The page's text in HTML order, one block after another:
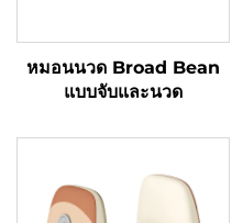
หมอนนวด Broad Bean
แบบจับและนวด